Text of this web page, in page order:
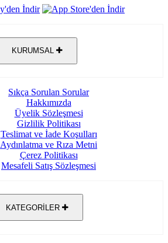
KURUMSAL
Sıkça Sorulan Sorular
Hakkımızda
Üyelik Sözleşmesi
Gizlilik Politikası
Teslimat ve İade Koşulları
Aydınlatma ve Rıza Metni
Çerez Politikası
Mesafeli Satış Sözleşmesi
KATEGORİLER